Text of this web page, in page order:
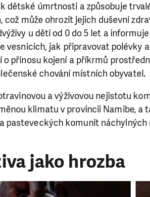
dětské úmrtnosti a způsobuje
může ohrozit jejich duševní
u dětí od 0 do 5 let a
vesnicích, jak připravovat polévky
o přínosu kojení a příkrmů
chování místních obyvatel.
a výživovou nejistotu
klimatu v provincii Namibe, a
pasteveckých komunit náchylných
jako hrozba